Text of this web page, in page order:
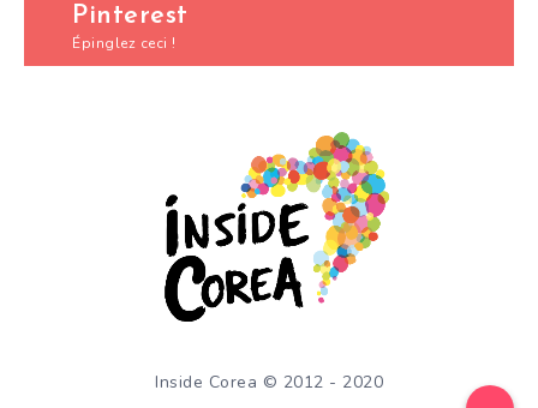
Pinterest
Épinglez ceci !
Inside Corea © 2012 - 2020